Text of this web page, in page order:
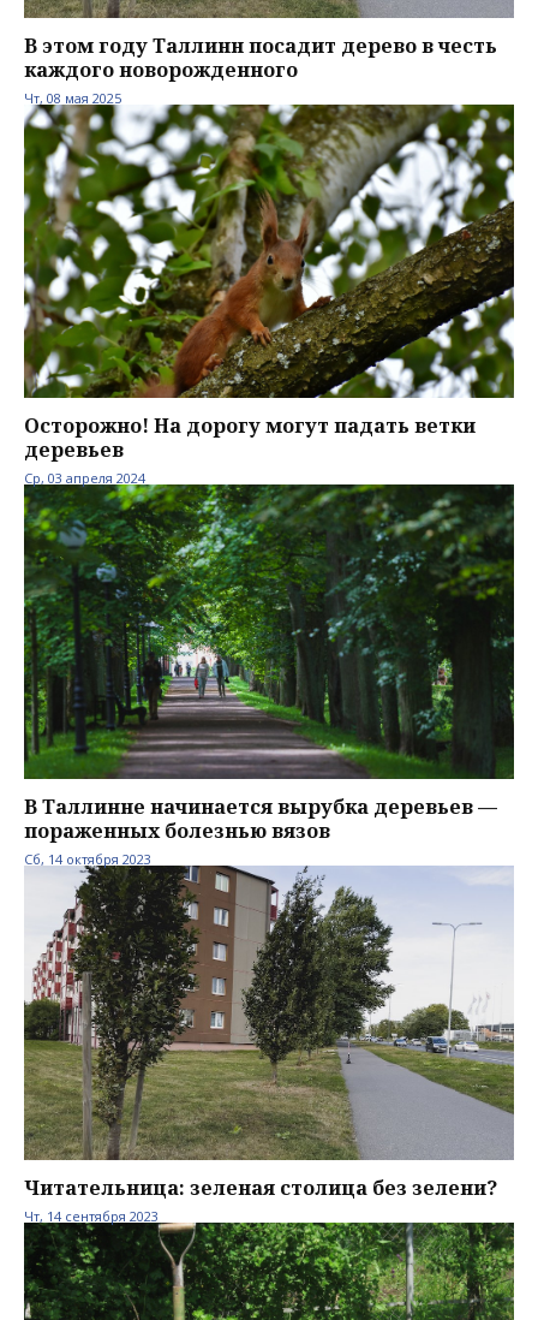
В этом году Таллинн посадит дерево в честь
каждого новорожденного
Чт, 08 мая 2025
Осторожно! На дорогу могут падать ветки
деревьев
Ср, 03 апреля 2024
В Таллинне начинается вырубка деревьев —
пораженных болезнью вязов
Сб, 14 октября 2023
Читательница: зеленая столица без зелени?
Чт, 14 сентября 2023